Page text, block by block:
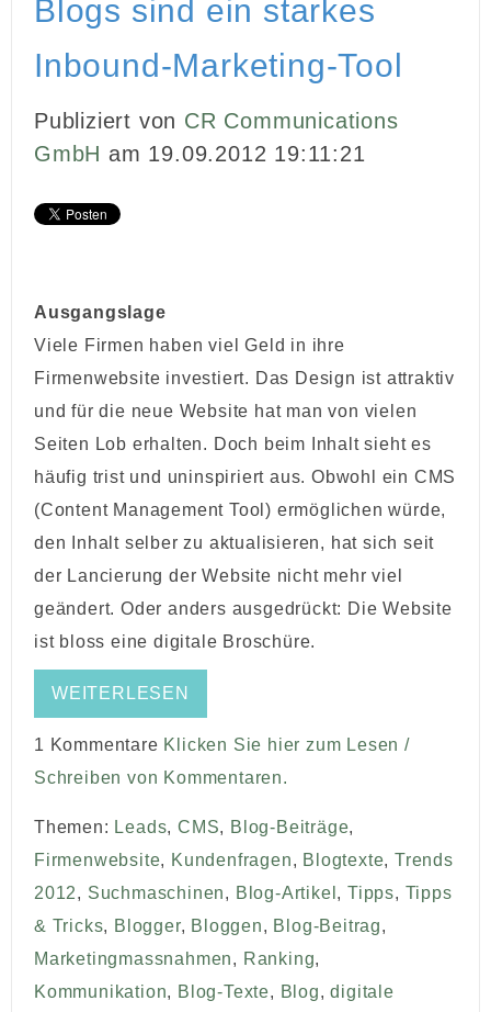
KUNDEN
KONTAKT
Blogs sind ein starkes
Inbound-Marketing-Tool
Publiziert von CR Communications
GmbH am 19.09.2012 19:11:21
Ausgangslage
Viele Firmen haben viel Geld in ihre
Firmenwebsite investiert. Das Design ist attraktiv
und für die neue Website hat man von vielen
Seiten Lob erhalten. Doch beim Inhalt sieht es
häufig trist und uninspiriert aus. Obwohl ein CMS
(Content Management Tool) ermöglichen würde,
den Inhalt selber zu aktualisieren, hat sich seit
der Lancierung der Website nicht mehr viel
geändert. Oder anders ausgedrückt: Die Website
ist bloss eine digitale Broschüre.
WEITERLESEN
1 Kommentare Klicken Sie hier zum Lesen /
Schreiben von Kommentaren.
Themen: Leads,CMS, Blog-Beiträge,
Firmenwebsite, Kundenfragen, Blogtexte,Trends
2012, Suchmaschinen, Blog-Artikel ,Tipps, Tipps
& Tricks, Blogger, Bloggen, Blog-Beitrag,
Marketingmassnahmen, Ranking,
Kommunikation, Blog-Texte, Blog,digitale